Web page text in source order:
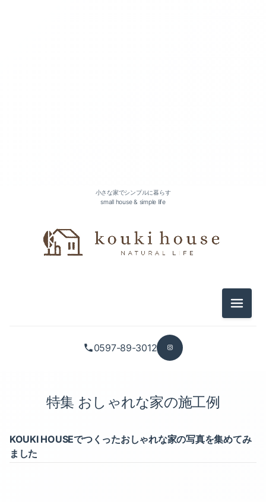
0597-89-3012
小さな家でシンプルに暮らす
small house & simple life
メニュ
特集 おしゃれな家の施工例
KOUKI HOUSEでつくったおしゃれな家の写真を集めてみ
ました